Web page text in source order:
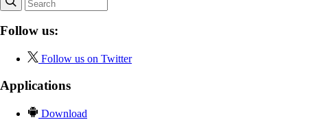
Follow us:
Follow us on Twitter
Applications
Download